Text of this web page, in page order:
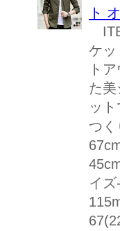
ト
ケッ
ト
た
ッ
つ
イ